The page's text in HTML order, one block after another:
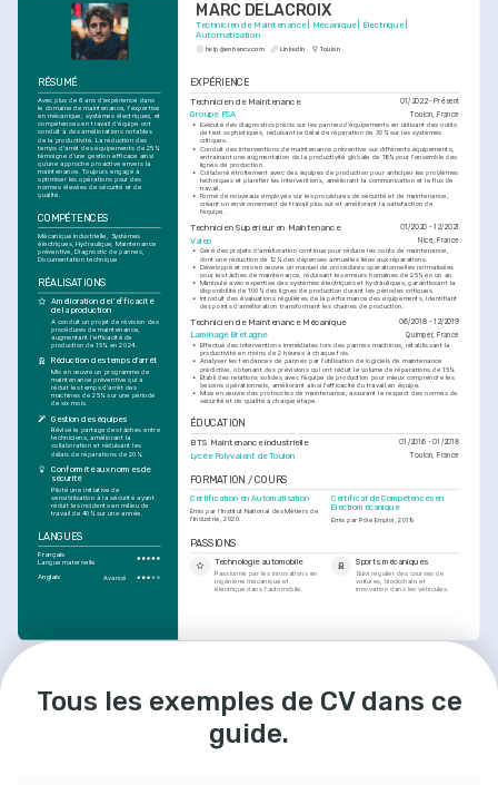
MARC DELACROIX
Technicien de Maintenance | Mécanique | Électrique |
Automatisation
help@enhancv.com LinkedIn Toulon
EXPÉRIENCE
Technicien de Maintenance 01/2022 - Présent
Groupe PSA Toulon, France
• Exécuté des diagnostics précis sur les pannes d'équipements en utilisant des outils
de test sophistiqués, réduisant le délai de réparation de 30% sur les systèmes
critiques.
• Conduit des interventions de maintenance préventive sur différents équipements,
entraînant une augmentation de la productivité globale de 18% pour l'ensemble des
lignes de production.
• Collaboré étroitement avec des équipes de production pour anticiper les problèmes
techniques et planifier les interventions, améliorant la communication et le flux de
travail.
• Formé de nouveaux employés sur les procédures de sécurité et de maintenance,
créant un environnement de travail plus sûr et améliorant la satisfaction de
l'équipe.
Technicien Supérieur en Maintenance 01/2020 - 12/2021
Valeo Nice, France
• Géré des projets d'amélioration continue pour réduire les coûts de maintenance,
dont une réduction de 12% des dépenses annuelles liées aux réparations.
• Développé et mis en œuvre un manuel de procédures opérationnelles normalisées
pour les tâches de maintenance, réduisant les erreurs humaines de 25% en un an.
• Manipulé avec expertise des systèmes électriques et hydrauliques, garantissant la
disponibilité de 100% des lignes de production durant les périodes critiques.
• Introduit des évaluations régulières de la performance des équipements, identifiant
des points d'amélioration transformant les chaînes de production.
Technicien de Maintenance Mécanique 06/2018 - 12/2019
Laminage Bretagne Quimper, France
• Effectué des interventions immédiates lors des pannes machines, rétablissant la
productivité en moins de 2 heures à chaque fois.
• Analyser les tendances de pannes par l'utilisation de logiciels de maintenance
prédictive, obtenant des prévisions qui ont réduit le volume de réparations de 15%.
• Établi des relations solides avec l'équipe de production pour mieux comprendre les
besoins opérationnels, améliorant ainsi l'efficacité du travail en équipe.
• Mise en œuvre des protocoles de maintenance, assurant le respect des normes de
sécurité et de qualité à chaque étape.
ÉDUCATION
BTS Maintenance industrielle 01/2016 - 01/2018
Lycée Polyvalent de Toulon Toulon, France
FORMATION / COURS
Certification en Automatisation
Émis par l'Institut National des Métiers de
l'Industrie, 2020.
Certificat de Compétences en
Électromécanique
Émis par Pôle Emploi, 2019.
PASSIONS
Technologie automobile
Passionné par les innovations en
ingénierie mécanique et
électrique dans l'automobile.
Sports mécaniques
Suivi régulier des courses de
voitures, blockchain et
innovation dans les véhicules.
RÉSUMÉ
Avec plus de 6 ans d'expérience dans
le domaine de maintenance, l'expertise
en mécanique, systèmes électriques, et
compétences en travail d'équipe ont
conduit à des améliorations notables
de la productivité. La réduction des
temps d'arrêt des équipements de 25%
témoigne d'une gestion efficace ainsi
qu'une approche proactive envers la
maintenance. Toujours engagé à
optimiser les opérations pour des
normes élevées de sécurité et de
qualité.
COMPÉTENCES
Mécanique industrielle, Systèmes
électriques, Hydraulique, Maintenance
préventive, Diagnostic de pannes,
Documentation technique
RÉALISATIONS
Amélioration de l'efficacité
de la production
A conduit un projet de révision des
procédures de maintenance,
augmentant l'efficacité de
production de 15% en 2024.
Réduction des temps d'arrêt
Mis en œuvre un programme de
maintenance préventive qui a
réduit les temps d'arrêt des
machines de 25% sur une période
de six mois.
Gestion des équipes
Révisé le partage des tâches entre
techniciens, améliorant la
collaboration et réduisant les
délais de réparations de 20%.
Conformité aux normes de
sécurité
Piloté une initiative de
sensibilisation à la sécurité ayant
réduit les incidents en milieu de
travail de 40% sur une année.
LANGUES
Français
Langue maternelle
Anglais Avancé
Tous les exemples de CV dans ce
guide.